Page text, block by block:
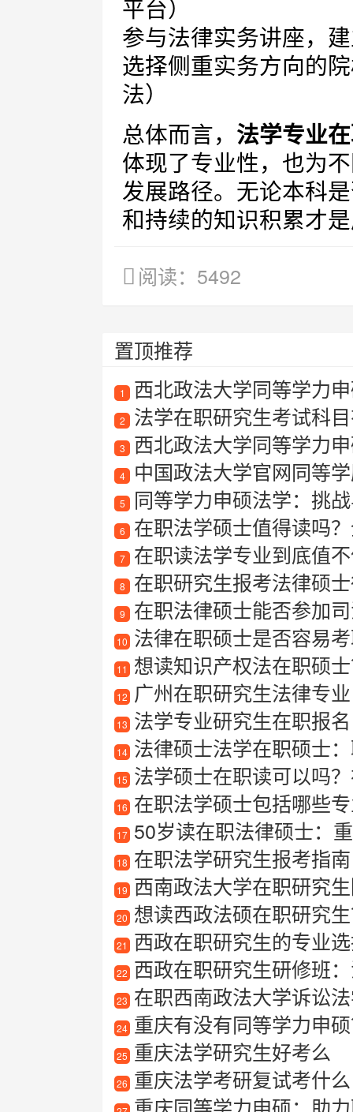
平台）
参与法律实务讲座，
选择侧重实务方向的
法）
总体而言， 法学专业
体现了专业性，也为
发展路径。无论本科
和持续的知识积累才
阅读：5492
置顶推荐
1 西北政法大学同等学力
2 法学在职研究生考试科
3 西北政法大学同等学力
4 中国政法大学官网同等
5 同等学力申硕法学：挑
6 在职法学硕士值得读吗
7 在职读法学专业到底值
8 在职研究生报考法律硕
9 在职法律硕士能否参加
10 法律在职硕士是否容易
11 想读知识产权法在职硕
12 广州在职研究生法律专业
13 法学专业研究生在职报名
14 法律硕士法学在职硕士
15 法学硕士在职读可以吗
16 在职法学硕士包括哪些
17 50岁读在职法律硕士：
18 在职法学研究生报考指
19 西南政法大学在职研究生院
20 想读西政法硕在职研究
21 西政在职研究生的专业
22 西政在职研究生研修班
23 在职西南政法大学诉讼
24 重庆有没有同等学力申硕？
25 重庆法学研究生好考么
26 重庆法学考研复试考什么